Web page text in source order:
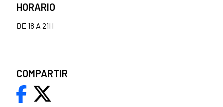
HORARIO
DE 18 A 21H
COMPARTIR